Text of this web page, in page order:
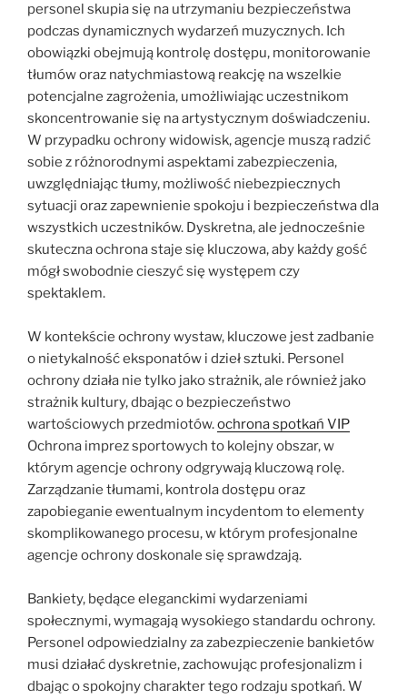
personel skupia się na utrzymaniu bezpieczeństwa
podczas dynamicznych wydarzeń muzycznych. Ich
obowiązki obejmują kontrolę dostępu, monitorowanie
tłumów oraz natychmiastową reakcję na wszelkie
potencjalne zagrożenia, umożliwiając uczestnikom
skoncentrowanie się na artystycznym doświadczeniu.
W przypadku ochrony widowisk, agencje muszą radzić
sobie z różnorodnymi aspektami zabezpieczenia,
uwzględniając tłumy, możliwość niebezpiecznych
sytuacji oraz zapewnienie spokoju i bezpieczeństwa dla
wszystkich uczestników. Dyskretna, ale jednocześnie
skuteczna ochrona staje się kluczowa, aby każdy gość
mógł swobodnie cieszyć się występem czy
spektaklem.
W kontekście ochrony wystaw, kluczowe jest zadbanie
o nietykalność eksponatów i dzieł sztuki. Personel
ochrony działa nie tylko jako strażnik, ale również jako
strażnik kultury, dbając o bezpieczeństwo
wartościowych przedmiotów.ochrona spotkań VIP
Ochrona imprez sportowych to kolejny obszar, w
którym agencje ochrony odgrywają kluczową rolę.
Zarządzanie tłumami, kontrola dostępu oraz
zapobieganie ewentualnym incydentom to elementy
skomplikowanego procesu, w którym profesjonalne
agencje ochrony doskonale się sprawdzają.
Bankiety, będące eleganckimi wydarzeniami
społecznymi, wymagają wysokiego standardu ochrony.
Personel odpowiedzialny za zabezpieczenie bankietów
musi działać dyskretnie, zachowując profesjonalizm i
dbając o spokojny charakter tego rodzaju spotkań. W